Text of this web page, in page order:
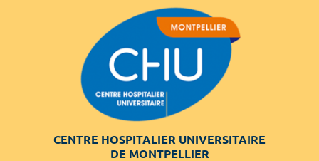
CENTRE HOSPITALIER UNIVERSITAIRE
DE MONTPELLIER